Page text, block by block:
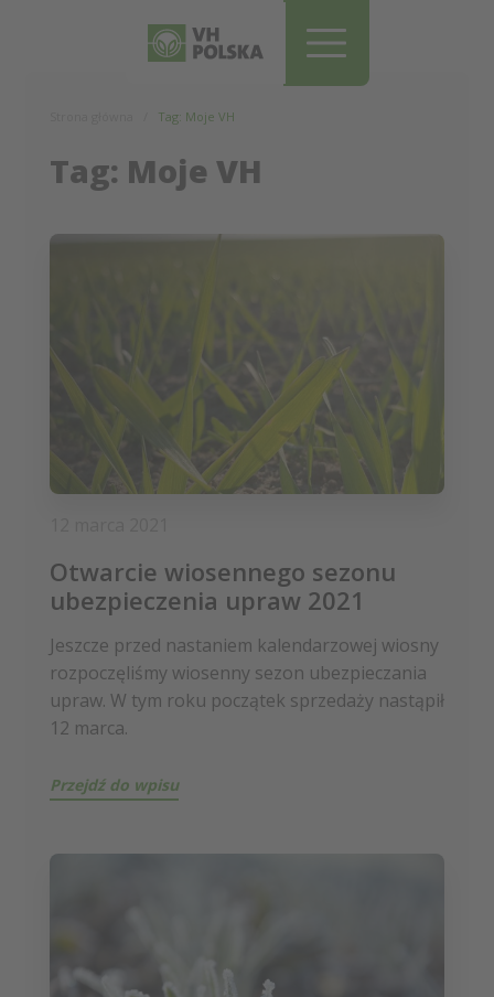
Tag: Moje VH
Tag: Moje VH
Otwarcie wiosennego sezonu
ubezpieczenia upraw 2021
Jeszcze przed nastaniem kalendarzowej wiosny
rozpoczęliśmy wiosenny sezon ubezpieczania
upraw. W tym roku początek sprzedaży nastąpił
12 marca.
Przejdź do wpisu